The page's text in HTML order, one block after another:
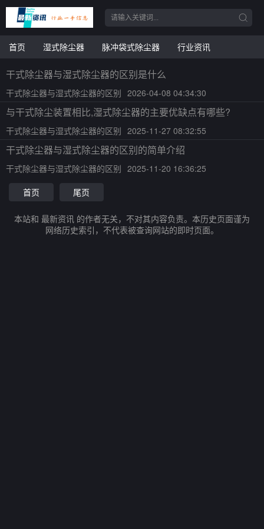
首页 湿式除尘器 脉冲袋式除尘器 行业资讯
干式除尘器与湿式除尘器的区别是什么
干式除尘器与湿式除尘器的区别 2026-04-08 04:34:30
与干式除尘装置相比,湿式除尘器的主要优缺点有哪些?
干式除尘器与湿式除尘器的区别 2025-11-27 08:32:55
干式除尘器与湿式除尘器的区别的简单介绍
干式除尘器与湿式除尘器的区别 2025-11-20 16:36:25
首页
尾页
本站和 最新资讯 的作者无关，不对其内容负责。本历史页面谨为
网络历史索引，不代表被查询网站的即时页面。